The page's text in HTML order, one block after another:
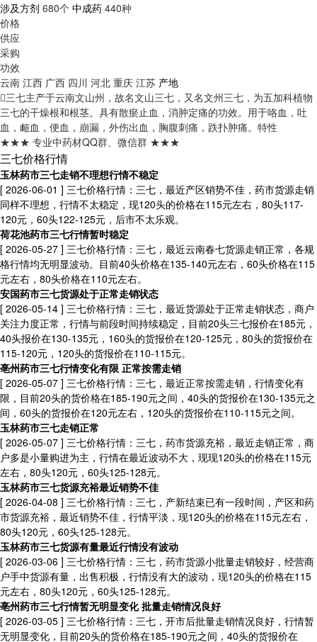
涉及方剂 680个 中成药 440种
价格
供应
采购
功效
云南 江西 广西 四川 河北 重庆 江苏 产地
三七主产于云南文山州，故名文山三七，又名文州三七，为五加科植物
三七的干燥根和根茎。具有散瘀止血，消肿定痛的功效。用于咯血，吐
血，衄血，便血，崩漏，外伤出血，胸腹刺痛，跌扑肿痛。 特性
★★★ 专业中药材QQ群、微信群 ★★★
三七价格行情
玉林药市三七走销不理想行情不稳定
[ 2026-06-01 ] 三七价格行情：三七，最近产区销势不佳，药市货源走销
同样不理想，行情不太稳定，现120头的价格在115元左右，80头117-
120元，60头122-125元，后市不太乐观。
荷花池药市三七行情暂时稳定
[ 2026-05-27 ] 三七价格行情：三七，最近云南春七货源走销正常，各规
格行情均无明显波动。目前40头价格在135-140元左右，60头价格在115
元左右，80头价格在110元左右。
安国药市三七货源处于正常走销状态
[ 2026-05-14 ] 三七价格行情：三七，最近货源处于正常走销状态，商户
关注力度正常，行情与前段时间持续稳定，目前20头三七报价在185元，
40头报价在130-135元，160头的货报价在120-125元，80头的货报价在
115-120元，120头的货报价在110-115元。
亳州药市三七行情变化有限 正常按需走销
[ 2026-05-07 ] 三七价格行情：三七，最近正常按需走销，行情变化有
限，目前20头的货价格在185-190元之间，40头的货报价在130-135元之
间，60头的货报价在120元左右，120头的货报价在110-115元之间。
玉林药市三七走销正常
[ 2026-05-07 ] 三七价格行情：三七，药市货源充裕，最近走销正常，商
户多是小量购进为主，行情在最近波动不大，现现120头的价格在115元
左右，80头120元，60头125-128元。
玉林药市三七货源充裕最近销势不佳
[ 2026-04-08 ] 三七价格行情：三七，产新结束已有一段时间，产区和药
市货源充裕，最近销势不佳，行情平淡，现120头的价格在115元左右，
80头120元，60头125-128元。
玉林药市三七货源有量最近行情没有波动
[ 2026-03-06 ] 三七价格行情：三七，药市货源小批量走销较好，经营商
户手中货源有量，出售积极，行情没有大的波动，现120头的价格在115
元左右，80头120元，60头125-128元。
亳州药市三七行情暂无明显变化 批量走销情况良好
[ 2026-03-05 ] 三七价格行情：三七，开市后批量走销情况良好，行情暂
无明显变化，目前20头的货价格在185-190元之间，40头的货报价在